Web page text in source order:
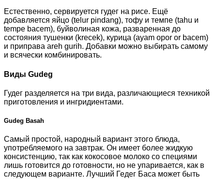
Естественно, сервируется гудег на рисе. Ещё
добавляется яйцо (telur pindang), тофу и темпе (tahu и
tempe bacem), буйволиная кожа, разваренная до
состояния тушенки (krecek), курица (ayam opor or bacem)
и приправа areh gurih. Добавки можно выбирать самому
и всячески комбинировать.
Виды Gudeg
Гудег разделяется на три вида, различающиеся техникой
приготовления и ингридиентами.
Gudeg Basah
Самый простой, народный вариант этого блюда,
употребляемого на завтрак. Он имеет более жидкую
консистенцию, так как кокосовое молоко со специями
лишь готовится до готовности, но не упаривается, как в
следующем варианте. Лучший Гедег Баса может быть